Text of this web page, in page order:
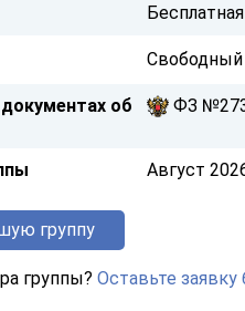
Свободный
об
ФЗ №273
Август
группу
группы? Оставьте заявку